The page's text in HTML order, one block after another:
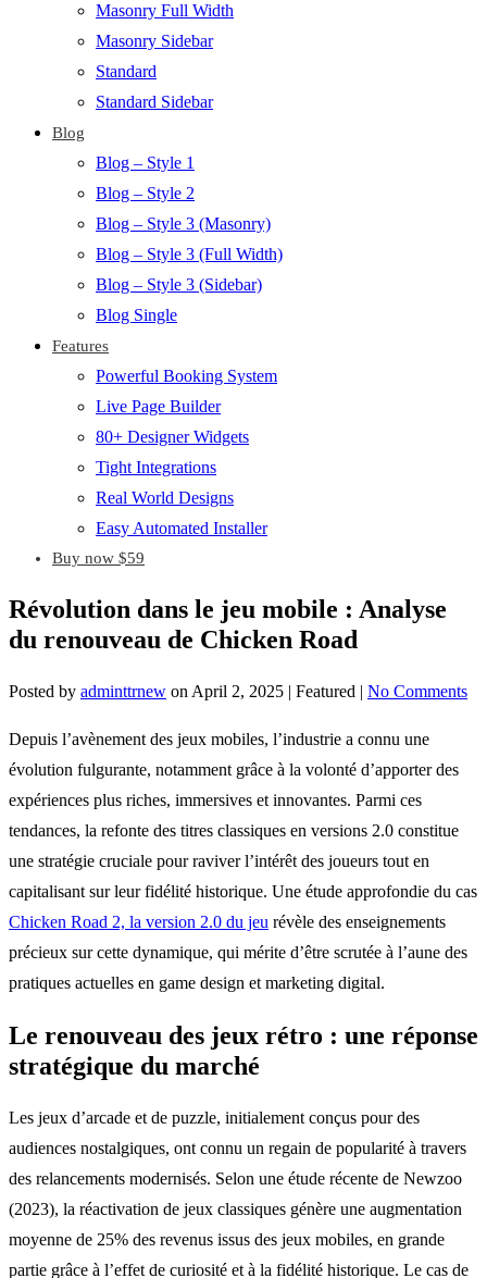
Masonry Full Width
Masonry Sidebar
Standard
Standard Sidebar
Blog
Blog – Style 1
Blog – Style 2
Blog – Style 3 (Masonry)
Blog – Style 3 (Full Width)
Blog – Style 3 (Sidebar)
Blog Single
Features
Powerful Booking System
Live Page Builder
80+ Designer Widgets
Tight Integrations
Real World Designs
Easy Automated Installer
Buy now $59
Révolution dans le jeu mobile : Analyse
du renouveau de Chicken Road
Posted by adminttrnew on April 2, 2025 | Featured | No Comments
Depuis l’avènement des jeux mobiles, l’industrie a connu une
évolution fulgurante, notamment grâce à la volonté d’apporter des
expériences plus riches, immersives et innovantes. Parmi ces
tendances, la refonte des titres classiques en versions 2.0 constitue
une stratégie cruciale pour raviver l’intérêt des joueurs tout en
capitalisant sur leur fidélité historique. Une étude approfondie du cas
Chicken Road 2, la version 2.0 du jeu révèle des enseignements
précieux sur cette dynamique, qui mérite d’être scrutée à l’aune des
pratiques actuelles en game design et marketing digital.
Le renouveau des jeux rétro : une réponse
stratégique du marché
Les jeux d’arcade et de puzzle, initialement conçus pour des
audiences nostalgiques, ont connu un regain de popularité à travers
des relancements modernisés. Selon une étude récente de Newzoo
(2023), la réactivation de jeux classiques génère une augmentation
moyenne de 25% des revenus issus des jeux mobiles, en grande
partie grâce à l’effet de curiosité et à la fidélité historique. Le cas de